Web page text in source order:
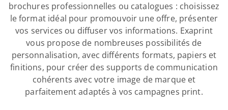
brochures professionnelles ou catalogues : choisissez
le format idéal pour promouvoir une offre, présenter
vos services ou diffuser vos informations. Exaprint
vous propose de nombreuses possibilités de
personnalisation, avec différents formats, papiers et
finitions, pour créer des supports de communication
cohérents avec votre image de marque et
parfaitement adaptés à vos campagnes print.